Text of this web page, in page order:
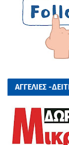
ΑΓΓΕΛΙΕΣ -